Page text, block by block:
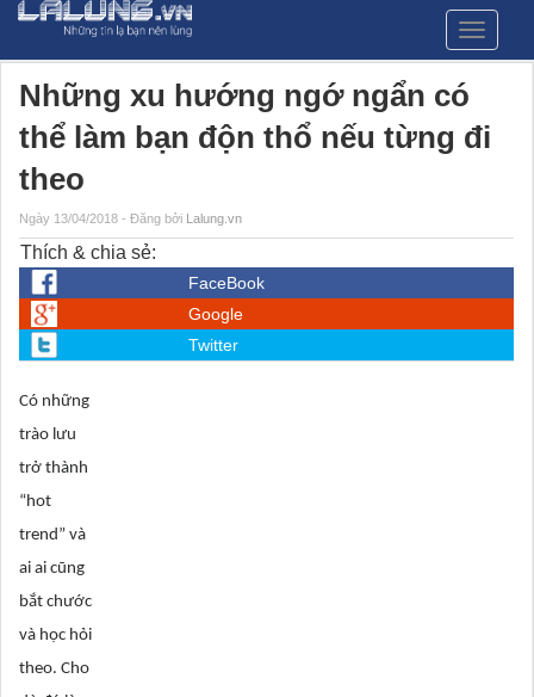
Menu
Những xu hướng ngớ ngẩn có
thể làm bạn độn thổ nếu từng đi
theo
Ngày 13/04/2018 - Đăng bởi Lalung.vn
Thích & chia sẻ:
FaceBook
Google
Twitter
Có những
trào lưu
trở thành
“hot
trend” và
ai ai cũng
bắt chước
và học hỏi
theo. Cho